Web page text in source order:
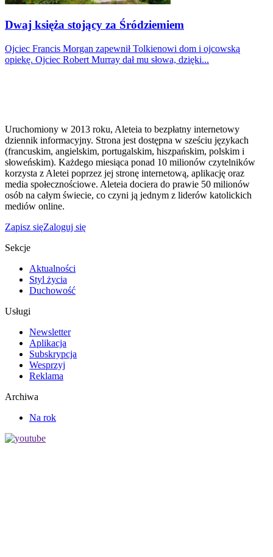
Dwaj księża stojący za Śródziemiem
Ojciec Francis Morgan zapewnił Tolkienowi dom i ojcowską
opiekę. Ojciec Robert Murray dał mu słowa, dzięki...
Uruchomiony w 2013 roku, Aleteia to bezpłatny internetowy
dziennik informacyjny. Strona jest dostępna w sześciu językach
(francuskim, angielskim, portugalskim, hiszpańskim, polskim i
słoweńskim). Każdego miesiąca ponad 10 milionów czytelników
korzysta z Aletei poprzez jej stronę internetową, aplikację oraz
media społecznościowe. Aleteia dociera do prawie 50 milionów
osób na całym świecie, co czyni ją jednym z liderów katolickich
mediów online.
Zapisz sięZaloguj się
Sekcje
Aktualności
Styl życia
Duchowość
Usługi
Newsletter
Aplikacja
Subskrypcja
Wesprzyj
Reklama
Archiwa
Na rok